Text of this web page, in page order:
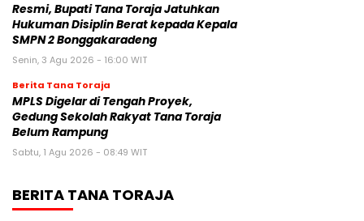
Resmi, Bupati Tana Toraja Jatuhkan
Hukuman Disiplin Berat kepada Kepala
SMPN 2 Bonggakaradeng
Senin, 3 Agu 2026 - 16:00 WIT
Berita Tana Toraja
MPLS Digelar di Tengah Proyek,
Gedung Sekolah Rakyat Tana Toraja
Belum Rampung
Sabtu, 1 Agu 2026 - 08:49 WIT
BERITA TANA TORAJA